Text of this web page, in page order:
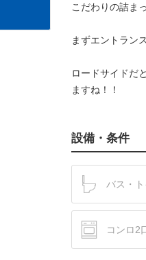
こだわりの詰ま
まずエントラン
ロードサイドだ
ますね！！
設備・条件
バス・ト
コンロ2